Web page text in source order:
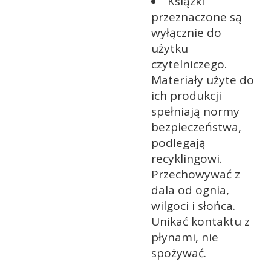
przeznaczone są
wyłącznie do
użytku
czytelniczego.
Materiały użyte do
ich produkcji
spełniają normy
bezpieczeństwa,
podlegają
recyklingowi.
Przechowywać z
dala od ognia,
wilgoci i słońca.
Unikać kontaktu z
płynami, nie
spożywać.